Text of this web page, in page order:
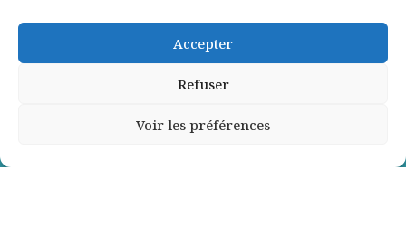
Accepter
Refuser
Voir les préférences